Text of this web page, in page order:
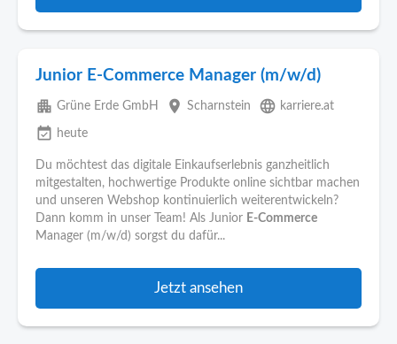
Junior E-Commerce Manager (m/w/d)
apartment Grüne Erde GmbH place Scharnstein language karriere.at
event_available heute
Du möchtest das digitale Einkaufserlebnis ganzheitlich
mitgestalten, hochwertige Produkte online sichtbar machen
und unseren Webshop kontinuierlich weiterentwickeln?
Dann komm in unser Team! Als Junior E-Commerce
Manager (m/w/d) sorgst du dafür...
Jetzt ansehen